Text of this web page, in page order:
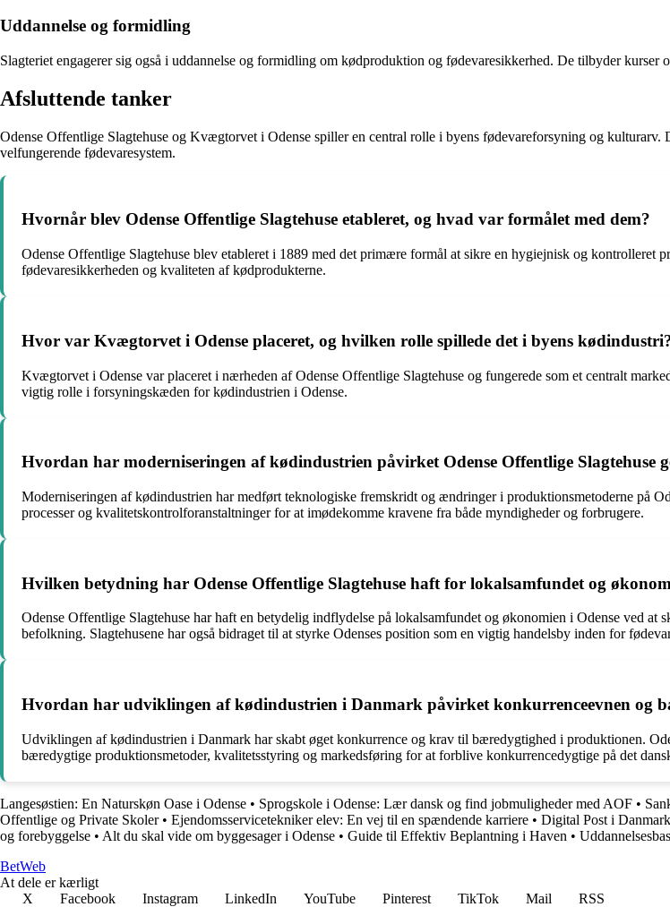
Uddannelse og formidling
Slagteriet engagerer sig også i uddannelse og formidling om kødproduktion og fødevaresikkerhed. De tilbyder
Afsluttende tanker
Odense Offentlige Slagtehuse og Kvægtorvet i Odense spiller en central rolle i byens fødevareforsyning og
velfungerende fødevaresystem.
Hvornår blev Odense Offentlige Slagtehuse etableret, og hvad var formålet med dem?
Odense Offentlige Slagtehuse blev etableret i 1889 med det primære formål at sikre en hygiejnisk og kontrolleret
fødevaresikkerheden og kvaliteten af kødprodukterne.
Hvor var Kvægtorvet i Odense placeret, og hvilken rolle spillede det i byens
Kvægtorvet i Odense var placeret i nærheden af Odense Offentlige Slagtehuse og fungerede som et centralt
vigtig rolle i forsyningskæden for kødindustrien i Odense.
Hvordan har moderniseringen af kødindustrien påvirket Odense Offentlige Slagtehuse
Moderniseringen af kødindustrien har medført teknologiske fremskridt og ændringer i produktionsmetoderne på
processer og kvalitetskontrolforanstaltninger for at imødekomme kravene fra både myndigheder og forbrugere.
Hvilken betydning har Odense Offentlige Slagtehuse haft for lokalsamfundet og
Odense Offentlige Slagtehuse har haft en betydelig indflydelse på lokalsamfundet og økonomien i Odense ved at
befolkning. Slagtehusene har også bidraget til at styrke Odenses position som en vigtig handelsby inden for
Hvordan har udviklingen af kødindustrien i Danmark påvirket konkurrenceevnen og
Udviklingen af kødindustrien i Danmark har skabt øget konkurrence og krav til bæredygtighed i produktionen.
bæredygtige produktionsmetoder, kvalitetsstyring og markedsføring for at forblive konkurrencedygtige på det
Langesøstien: En Naturskøn Oase i Odense • Sprogskole i Odense: Lær dansk og find jobmuligheder med AOF •
Offentlige og Private Skoler• Ejendomsservicetekniker elev: En vej til en spændende karriere • Digital Post i
og forebyggelse • Alt du skal vide om byggesager i Odense • Guide til Effektiv Beplantning i Haven •
BetWeb
At dele er kærligt
X
Facebook Instagram LinkedIn YouTube Pinterest TikTok Mail
RSS